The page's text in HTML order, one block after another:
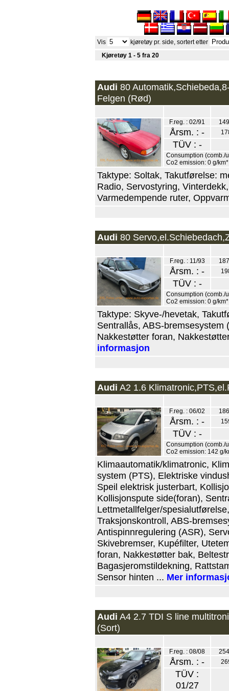
Vis
kjøretøy pr. side, sortert etter
Kjøretøy 1 - 5 fra 20
Audi 80
Felgen (Rød)
F.reg. : 02/91
Årsm. : -
TÜV : -
Consumption (comb./
Co2 emission: 0 g/km*
Taktype: Soltak, Takutførelse:
Radio, Servostyring,
Varmedempende ruter,
Audi 80
F.reg. : 11/93
Årsm. : -
TÜV : -
Consumption (comb./
Co2 emission: 0 g/km*
Taktype: Skyve-/hevetak,
Sentrallås, ABS-bremsesystem
Nakkestøtter foran,
informasjon
Audi A2 1.6
F.reg. : 06/02
Årsm. : -
TÜV : -
Consumption (comb./
Co2 emission: 142 g/
Klimaautomatik/klimatronic,
system (PTS), Elektriske
Speil elektrisk justerbart,
Kollisjonspute side(foran),
Lettmetallfelger/
Traksjonskontroll, ABS-
Antispinnregulering (ASR),
Skivebremser, Kupéfilter,
foran, Nakkestøtter bak,
Bagasjeromstildekning,
Sensor hinten ... Mer
Audi A4 2.7 TDI S line
(Sort)
F.reg. : 08/08
Årsm. : -
TÜV :
01/27